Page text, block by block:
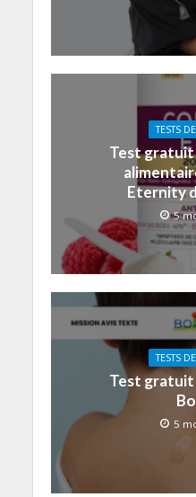
TESTS
Test gratuit
Eternity
5
TESTS
Test gratuit
5